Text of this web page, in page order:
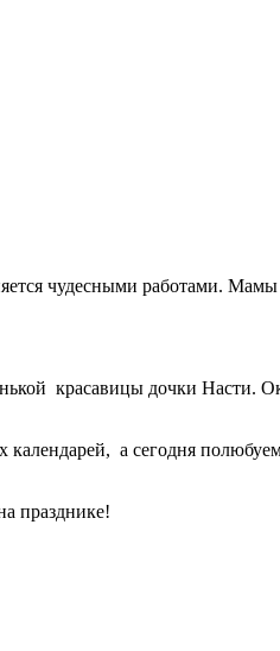
чудесными работами.
красавицы дочки Насти.
календарей, а сегодня
празднике!